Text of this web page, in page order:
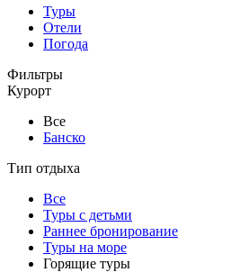
Туры
Отели
Погода
Фильтры
Курорт
Все
Банско
Тип отдыха
Все
Туры с детьми
Раннее бронирование
Туры на море
Горящие туры